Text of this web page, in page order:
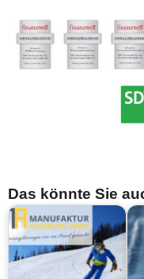
Das könnte Sie